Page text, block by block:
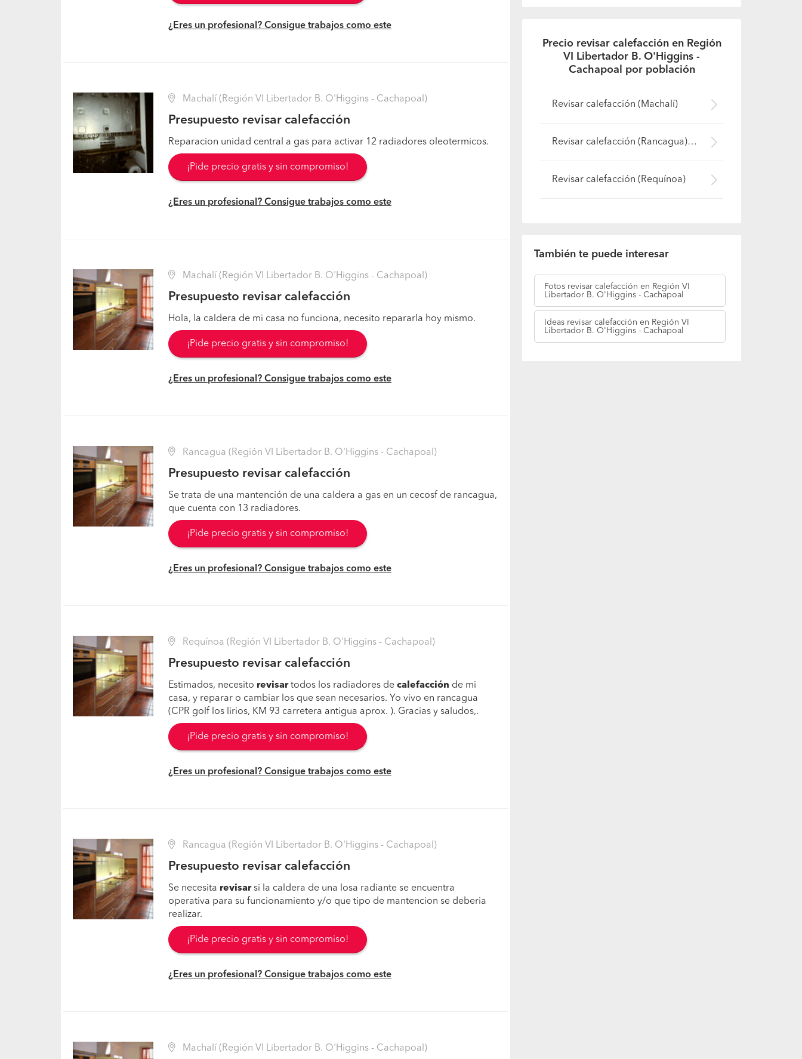
¿Eres un profesional? Consigue trabajos como este
Machalí (Región VI Libertador B. O'Higgins - Cachapoal)
Presupuesto revisar calefacción
Reparacion unidad central a gas para activar 12 radiadores oleotermicos.
¡Pide precio gratis y sin compromiso!
¿Eres un profesional? Consigue trabajos como este
Machalí (Región VI Libertador B. O'Higgins - Cachapoal)
Presupuesto revisar calefacción
Hola, la caldera de mi casa no funciona, necesito repararla hoy mismo.
¡Pide precio gratis y sin compromiso!
¿Eres un profesional? Consigue trabajos como este
Rancagua (Región VI Libertador B. O'Higgins - Cachapoal)
Presupuesto revisar calefacción
Se trata de una mantención de una caldera a gas en un cecosf de rancagua,
que cuenta con 13 radiadores.
¡Pide precio gratis y sin compromiso!
¿Eres un profesional? Consigue trabajos como este
Requínoa (Región VI Libertador B. O'Higgins - Cachapoal)
Presupuesto revisar calefacción
Estimados, necesito revisartodos los radiadores de calefacción de mi
casa, y reparar o cambiar los que sean necesarios. Yo vivo en rancagua
(CPR golf los lirios, KM 93 carretera antigua aprox. ). Gracias y saludos,.
¡Pide precio gratis y sin compromiso!
¿Eres un profesional? Consigue trabajos como este
Rancagua (Región VI Libertador B. O'Higgins - Cachapoal)
Presupuesto revisar calefacción
Se necesita revisarsi la caldera de una losa radiante se encuentra
operativa para su funcionamiento y/o que tipo de mantencion se deberia
realizar.
¡Pide precio gratis y sin compromiso!
¿Eres un profesional? Consigue trabajos como este
Machalí (Región VI Libertador B. O'Higgins - Cachapoal)
Precio revisar calefacción en Región
VI Libertador B. O'Higgins -
Cachapoal por población
Revisar calefacción (Machalí)
Revisar calefacción (Rancagua)
Revisar calefacción (Requínoa)
También te puede interesar
Fotos revisar calefacción en Región VI
Libertador B. O'Higgins - Cachapoal
Ideas revisar calefacción en Región VI
Libertador B. O'Higgins - Cachapoal